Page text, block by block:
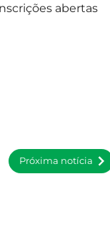
abertas
Próxima notícia